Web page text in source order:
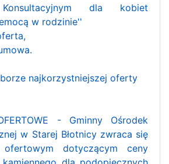
dla kobiet
w rodzinie''
najkorzystniejszej oferty
- Gminny Ośrodek
w Starej Błotnicy zwraca się
dotyczącym ceny